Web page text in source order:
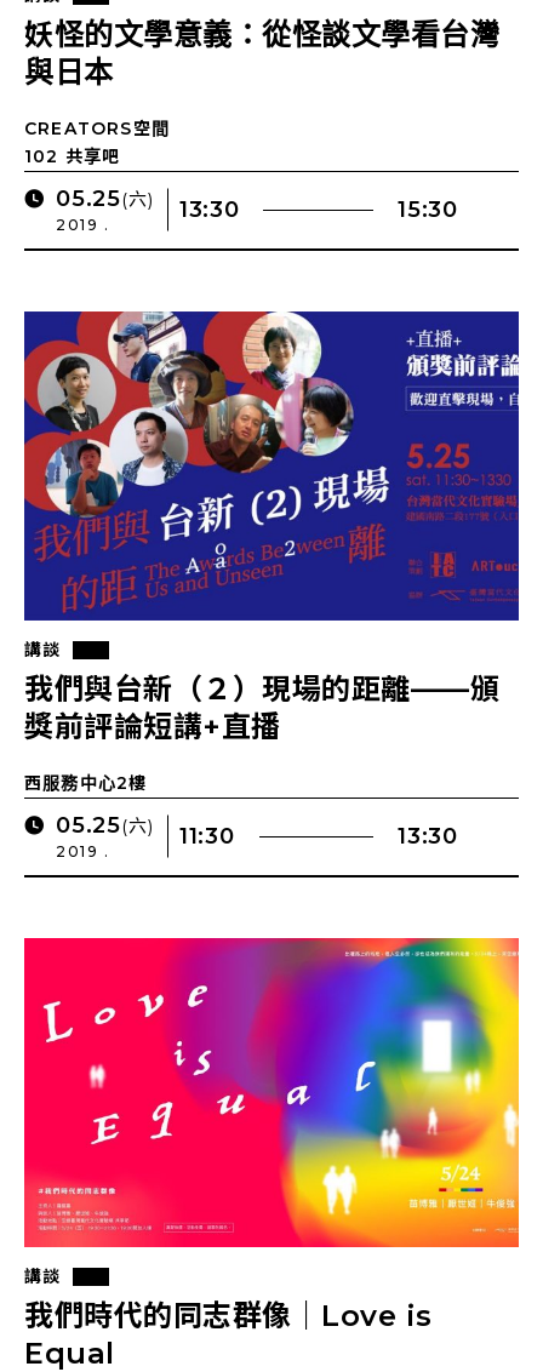
妖怪的文學意義：從怪談文學看台灣
與日本
CREATORS空間
102 共享吧
05.25(六)
2019 .
13:30 15:30
講談
我們與台新（２）現場的距離——頒
獎前評論短講+直播
西服務中心2樓
05.25(六)
2019 .
11:30 13:30
講談
我們時代的同志群像｜Love is
Equal